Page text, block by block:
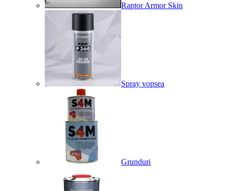
Raptor Armor Skin
Spray vopsea
Grunduri